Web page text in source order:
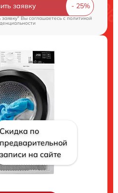
заявку
Вы соглашаетесь c политикой
Скидка по
предварительной
записи на сайте